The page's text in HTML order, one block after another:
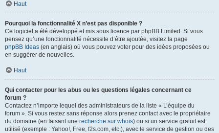
Haut
Pourquoi la fonctionnalité X n’est pas disponible ?
Ce logiciel a été développé et mis sous licence par phpBB Limited. Si vous
pensez qu’une fonctionnalité nécessite d’être ajoutée, visitez la page
phpBB Ideas (en anglais) où vous pouvez voter pour des idées proposées ou
en suggérer de nouvelles.
Haut
Qui contacter pour les abus ou les questions légales concernant ce
forum ?
Contactez n’importe lequel des administrateurs de la liste « L’équipe du
forum ». Si vous restez sans réponse alors prenez contact avec le propriétaire
du domaine (en faisant une recherche sur whois) ou si un service gratuit est
utilisé (exemple : Yahoo!, Free, f2s.com, etc.), avec le service de gestion ou des